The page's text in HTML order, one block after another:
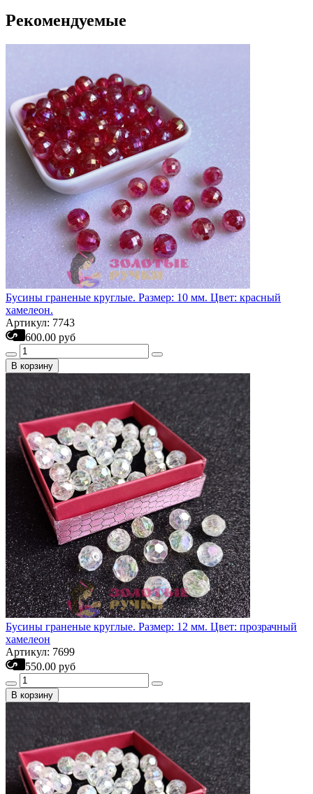
Рекомендуемые
Бусины граненые круглые. Размер: 10 мм. Цвет: красный
хамелеон.
Артикул: 7743
600.00 руб
В корзину
Бусины граненые круглые. Размер: 12 мм. Цвет: прозрачный
хамелеон
Артикул: 7699
550.00 руб
В корзину